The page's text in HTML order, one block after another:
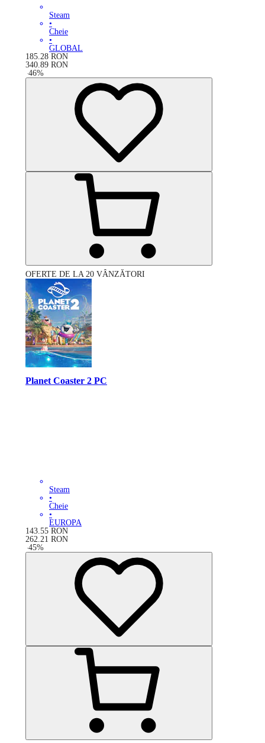
Steam
•
Cheie
•
GLOBAL
185.28 RON
340.89 RON
-46%
OFERTE DE LA 20 VÂNZĂTORI
Planet Coaster 2 PC
Steam
•
Cheie
•
EUROPA
143.55 RON
262.21 RON
-45%